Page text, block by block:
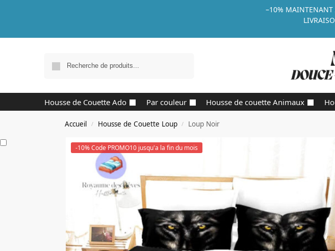
–10% MAINTENANT
Housse de Couette Ado Par couleur Housse de couette Animaux
Accueil / Housse de Couette Loup / Loup Noir
-10% Code PROMO10 jusqu'a la fin du mois